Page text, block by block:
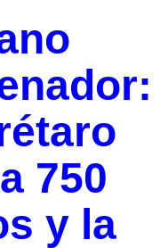
750
y la